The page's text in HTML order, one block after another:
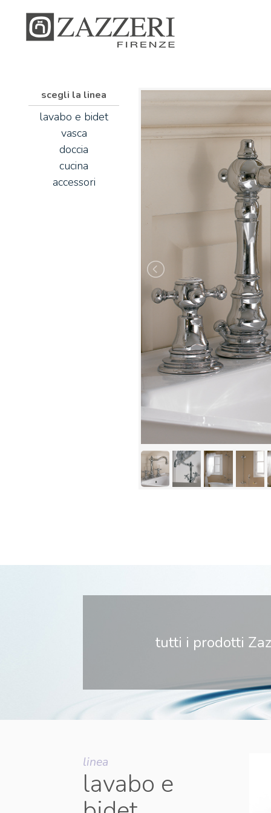
scegli la linea
lavabo e bidet
vasca
doccia
cucina
accessori
tutti i prodotti
linea
lavabo e